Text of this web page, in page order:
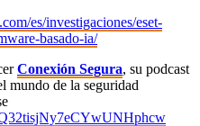
es/investigaciones/eset-
basado-ia/
Conexión Segura, su podcast
mundo de la seguridad